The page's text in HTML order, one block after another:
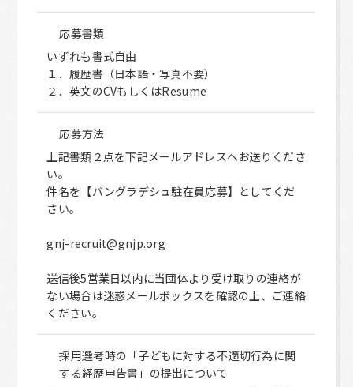
応募書類
いずれも書式自由
１．履歴書（日本語・写真不要）
２．英文のCVもしくはResume
応募方法
上記書類２点を下記メールアドレスへお送りくださ
い。
件名を【バングラデシュ駐在員応募】としてくだ
さい。
gnj-recruit@gnjp.org
送信後5営業日以内に当団体より受け取りの連絡が
ない場合は迷惑メールボックスを確認の上、ご連絡
ください。
採用選考時の「子どもに対する不適切行為に関
する経歴申告書」の提出について